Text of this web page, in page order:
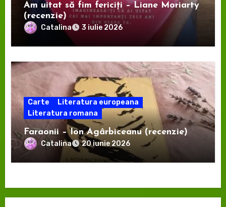
Am uitat să fim fericiți – Liane Moriarty
(recenzie)
Catalina 3 iulie 2026
Carte
Literatura europeana
Literatura romana
Faraonii – Ion Agârbiceanu (recenzie)
Catalina 20 iunie 2026